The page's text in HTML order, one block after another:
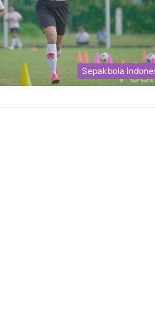
Sepakbola